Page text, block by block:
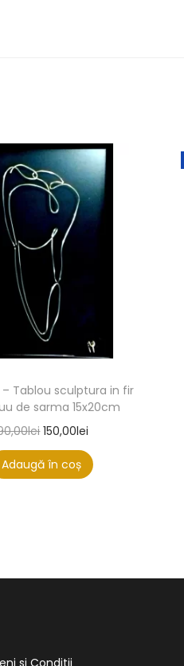
Tablou sculptura in fir
de sarma 15x20cm
lei 150,00lei
Adaugă în coș
si Conditii